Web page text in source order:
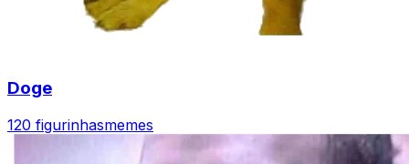
Doge
120 figurinhasmemes